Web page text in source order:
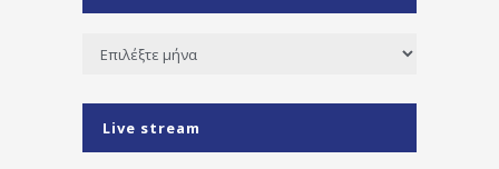
Ιστορικό
Live stream